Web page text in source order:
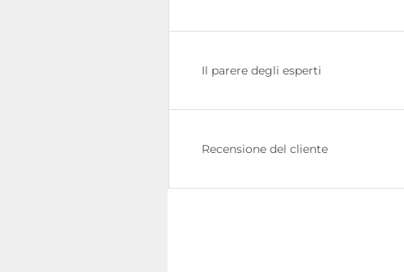
Il parere degli esperti
Recensione del cliente